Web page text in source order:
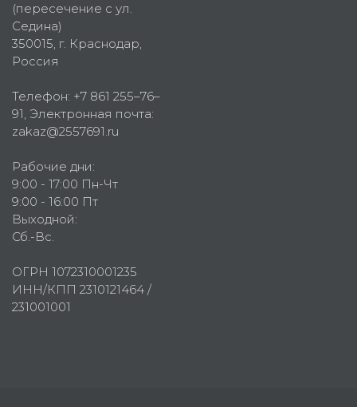
(пересечение с ул.
Седина)
350015, г. Краснодар,
Россия
Телефон: +7 861 255–76–
91, Электронная почта:
zakaz@2557691.ru
Рабочие дни:
9:00 - 17:00 Пн-Чт
9:00 - 16:00 Пт
Выходной:
Сб.-Вс.
ОГРН 1072310001235
ИНН/КПП 2310121464 /
231001001